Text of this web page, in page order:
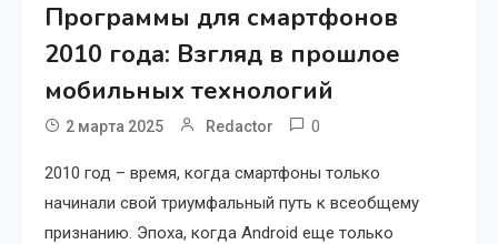
Программы для смартфонов
2010 года: Взгляд в прошлое
мобильных технологий
2 марта 2025 Redactor 0
2010 год – время, когда смартфоны только
начинали свой триумфальный путь к всеобщему
признанию. Эпоха, когда Android еще только